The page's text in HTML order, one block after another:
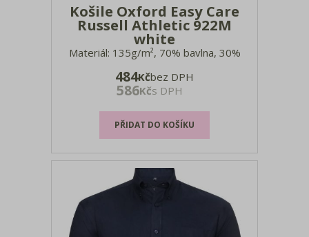
Košile Oxford Easy Care
Russell Athletic 922M
white
Materiál: 135g/m², 70% bavlna, 30%
částečně rozšířený límec vyztužený
kosticemi, zaoblené manžety
lze nosit s manžetovými knoflíčky,
484Kčbez DPH
586Kčs DPH